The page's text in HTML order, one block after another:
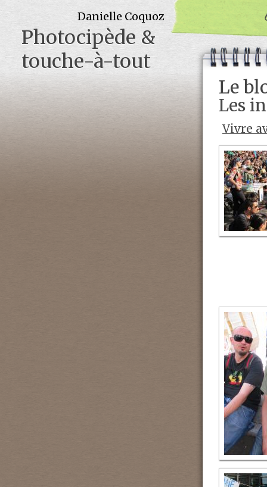
Danielle Coquoz
Photocipède &
touche-à-tout
Le
Les
Vivre